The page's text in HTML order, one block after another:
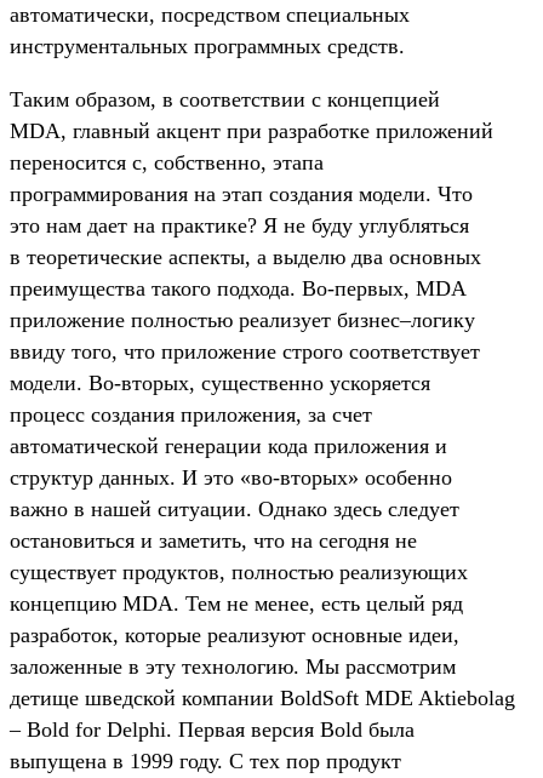
автоматически, посредством специальных
инструментальных программных средств.
Таким образом, в соответствии с концепцией
MDA, главный акцент при разработке приложений
переносится с, собственно, этапа
программирования на этап создания модели. Что
это нам дает на практике? Я не буду углубляться
в теоретические аспекты, а выделю два основных
преимущества такого подхода. Во-первых, MDA
приложение полностью реализует бизнес–логику
ввиду того, что приложение строго соответствует
модели. Во-вторых, существенно ускоряется
процесс создания приложения, за счет
автоматической генерации кода приложения и
структур данных. И это «во-вторых» особенно
важно в нашей ситуации. Однако здесь следует
остановиться и заметить, что на сегодня не
существует продуктов, полностью реализующих
концепцию MDA. Тем не менее, есть целый ряд
разработок, которые реализуют основные идеи,
заложенные в эту технологию. Мы рассмотрим
детище шведской компании BoldSoft MDE Aktiebolag
– Bold for Delphi. Первая версия Bold была
выпущена в 1999 году. С тех пор продукт